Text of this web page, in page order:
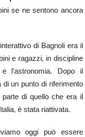
se ne sentono ancora
di Bagnoli era il
e ragazzi, in discipline
l’astronomia. Dopo il
un punto di riferimento
di quello che era il
è stata riattivata.
oggi può essere